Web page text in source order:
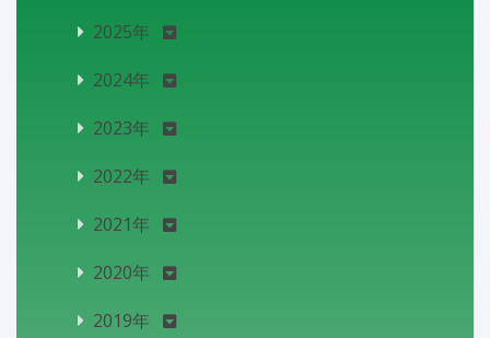
2025年
2024年
2023年
2022年
2021年
2020年
2019年